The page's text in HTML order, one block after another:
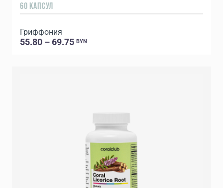
60 КАПСУЛ
Гриффония
55.80 – 69.75 BYN